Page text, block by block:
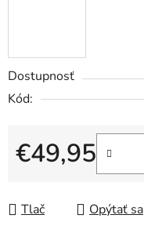
Dostupnosť
Kód:
€49,95
Jednotková cena:
Tlač Opýtať sa